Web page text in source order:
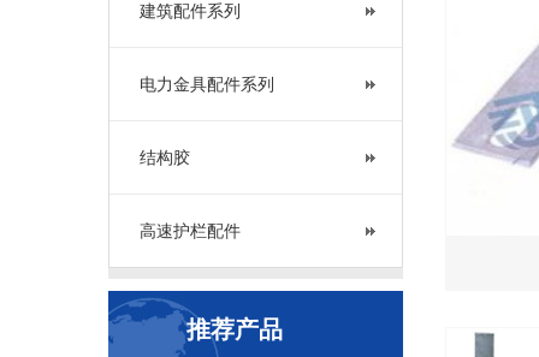
建筑配件系列
电力金具配件系列
结构胶
高速护栏配件
推荐产品